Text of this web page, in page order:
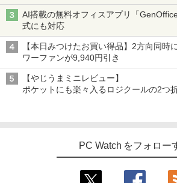
AI搭載の無料オフィスアプリ「
式にも対応
【本日みつけたお買い得品】2方向同時
ワーファンが9,940円引き
【やじうまミニレビュー】
ポケットにも楽々入るロジクールの2つ
PC Watch をフォロー